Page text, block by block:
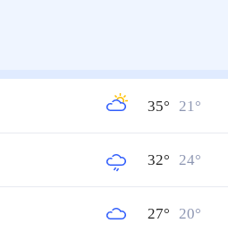
35° 21°
32° 24°
27° 20°